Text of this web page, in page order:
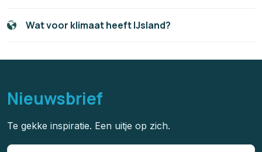
Wat voor klimaat heeft IJsland?
Nieuwsbrief
Te gekke inspiratie. Een uitje op zich.